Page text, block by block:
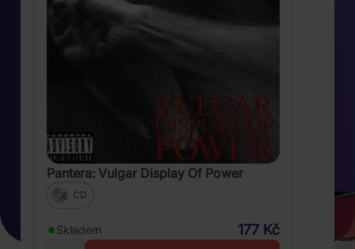
Pantera: Vulgar Display Of Power
CD
Skladem 177 Kč